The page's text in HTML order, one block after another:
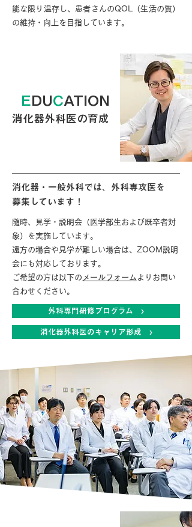
能な限り温存し、患者さんのQOL（生活の質）
の維持・向上を目指しています。
EDUCATION
消化器外科医の育成
消化器・一般外科では、外科専攻医を
募集しています！
随時、見学・説明会（医学部生および既卒者対
象）を実施しています。
遠方の場合や見学が難しい場合は、ZOOM説明
会にも対応しております。
ご希望の方は以下の メールフォーム よりお問い
合わせください。
外科専門研修プログラム ›
消化器外科医のキャリア形成 ›